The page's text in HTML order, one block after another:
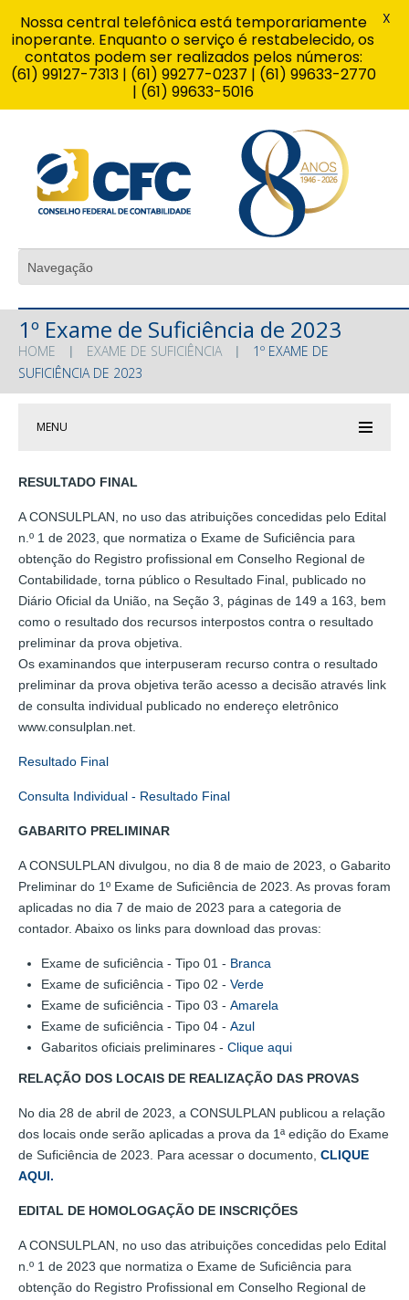
1º Exame de Suficiência de 2023
HOME EXAME DE SUFICIÊNCIA
1º EXAME DE
SUFICIÊNCIA DE 2023
MENU
RESULTADO FINAL
A CONSULPLAN, no uso das atribuições concedidas pelo Edital
n.º 1 de 2023, que normatiza o Exame de Suficiência para
obtenção do Registro profissional em Conselho Regional de
Contabilidade, torna público o Resultado Final, publicado no
Diário Oficial da União, na Seção 3, páginas de 149 a 163, bem
como o resultado dos recursos interpostos contra o resultado
preliminar da prova objetiva.
Os examinandos que interpuseram recurso contra o resultado
preliminar da prova objetiva terão acesso a decisão através link
de consulta individual publicado no endereço eletrônico
www.consulplan.net.
Resultado Final
Consulta Individual - Resultado Final
GABARITO PRELIMINAR
A CONSULPLAN divulgou, no dia 8 de maio de 2023, o Gabarito
Preliminar do 1º Exame de Suficiência de 2023. As provas foram
aplicadas no dia 7 de maio de 2023 para a categoria de
contador. Abaixo os links para download das provas:
Exame de suficiência - Tipo 01 - Branca
Exame de suficiência - Tipo 02 - Verde
Exame de suficiência - Tipo 03 - Amarela
Exame de suficiência - Tipo 04 - Azul
Gabaritos oficiais preliminares - Clique aqui
RELAÇÃO DOS LOCAIS DE REALIZAÇÃO DAS PROVAS
No dia 28 de abril de 2023, a CONSULPLAN publicou a relação
dos locais onde serão aplicadas a prova da 1ª edição do Exame
de Suficiência de 2023. Para acessar o documento, CLIQUE
AQUI.
EDITAL DE HOMOLOGAÇÃO DE INSCRIÇÕES
A CONSULPLAN, no uso das atribuições concedidas pelo Edital
n.º 1 de 2023 que normatiza o Exame de Suficiência para
obtenção do Registro Profissional em Conselho Regional de
Nossa central telefônica está temporariamente
inoperante. Enquanto o serviço é restabelecido, os
contatos podem ser realizados pelos números:
(61) 99127-7313 | (61) 99277-0237 | (61) 99633-2770
| (61) 99633-5016
X